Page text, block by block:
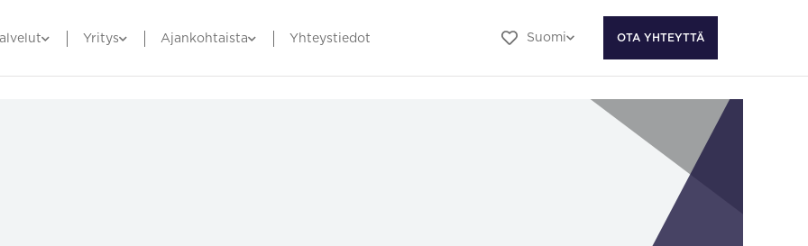
Yritys Ajankohtaista Yhteystiedot Suomi OTA YHTEYTTÄ